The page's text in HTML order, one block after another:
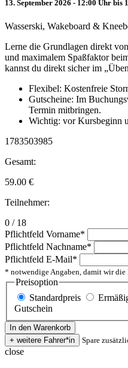
13. September 2026 - 12:00 Uhr bis
Wasserski, Wakeboard &
Lerne die Grundlagen direkt
und maximalem Spaßfaktor
kannst du direkt sicher im
Flexibel: Kostenfreie
Gutscheine: Im
Termin mitbringen.
Wichtig: vor Kursbeginn
1783503985
Gesamt:
59.00 €
Teilnehmer:
0 / 18
Pflichtfeld Vorname*
Pflichtfeld Nachname*
Pflichtfeld E-Mail*
* notwendige Angaben, damit wir
Preisoption
Standardpreis
Gutschein
Spare
close